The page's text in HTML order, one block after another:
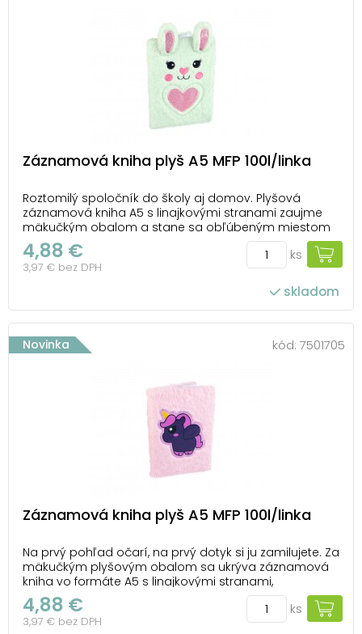
Záznamová kniha plyš A5 MFP 100l/linka
Roztomilý spoločník do školy aj domov. Plyšová
záznamová kniha A5 s linajkovými stranami zaujme
mäkučkým obalom a stane sa obľúbeným miestom
na všetky nápady, poznámky aj spomienky. Skvele sa
hodí aj ako darček. Väzba: V8 Formát: A5 Lineatúra:
linka Počet listov: 100 Farba: svetlomätová ...
4,88 €
3,97 € bez DPH
ks
skladom
Novinka kód: 7501705
Záznamová kniha plyš A5 MFP 100l/linka
Na prvý pohľad očarí, na prvý dotyk si ju zamilujete. Za
mäkučkým plyšovým obalom sa ukrýva záznamová
kniha vo formáte A5 s linajkovými stranami,
pripravená na všetky vaše poznámky, nápady aj
spomienky. Väzba: V8 Formát: A5 Farba: ružová
Lineatúra: linka Počet listov: 100 Uvedená cena j...
4,88 €
3,97 € bez DPH
ks